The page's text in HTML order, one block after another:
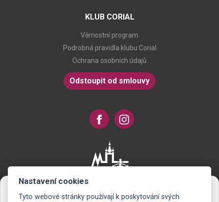
KLUB CORIAL
Věrnostní program
Podrobná pravidla klubu Corial
Ochrana osobních údajů
Odstoupit od smlouvy
Nastavení cookies
Tyto webové stránky používají k poskytování svých